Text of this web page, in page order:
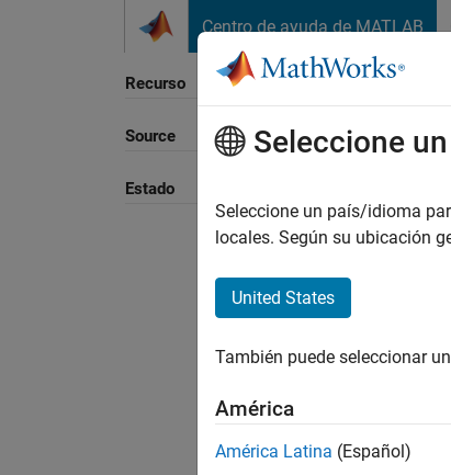
Centro de ayuda de MATLAB
Recurso
Source
Estado
Seleccione
Seleccione un país/idioma
locales. Según su ubicación
United States
También puede seleccionar
América
América Latina (Español)